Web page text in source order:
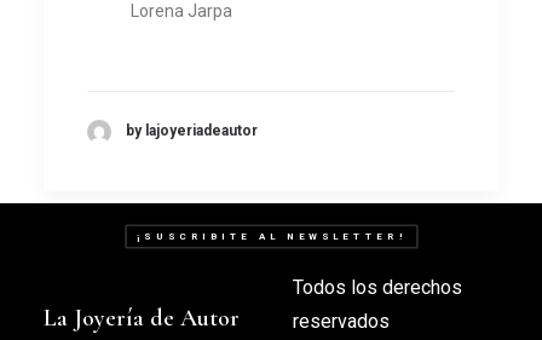
Lorena Jarpa
by lajoyeriadeautor
¡SUSCRIBITE AL NEWSLETTER!
La Joyería de Autor
Todos los derechos
reservados